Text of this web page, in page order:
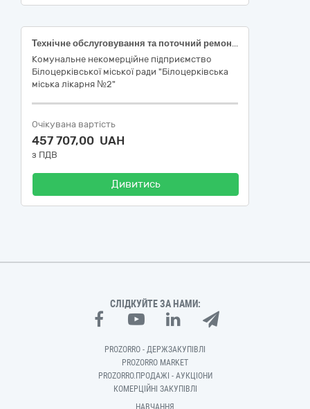
Технічне обслуговування та поточний ремонт аналізатора автоматичного гематологічного Micros ES 60 (711 ESOH 12550), Послуги з поточного ремонту автоматичного біохімічного аналізатора ABX Pentra С 400 (901 C4-0740), Технічне обслуговування та поточний ремонт аналізатора автоматичного гематологічного Micros ES 60 (912 ESOH 15823), Технічне обслуговування аналізатора автоматичного гематологічного Yumizen Н550 (408 YAEH 07641), Послуги з поточного ремонту і технічного обслуговування автоматичного біохімічного аналізатора ABX Pentra С 400 (702 C4-0473), Технічне обслуговування BW-300 (2430188H) Аналізатор Сечі
Комунальне некомерційне підприємство
Білоцерківської міської ради "Білоцерківська
міська лікарня №2"
Очікувана вартість
457 707,00 UAH
з ПДВ
Дивитись
СЛІДКУЙТЕ ЗА НАМИ:
PROZORRO - ДЕРЖЗАКУПІВЛІ
PROZORRO MARKET
PROZORRO.ПРОДАЖІ - АУКЦІОНИ
КОМЕРЦІЙНІ ЗАКУПІВЛІ
НАВЧАННЯ